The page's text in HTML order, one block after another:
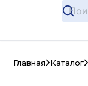
Главная Каталог